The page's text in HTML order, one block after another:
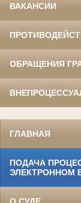
ВАКАНСИИ
ОБРАЩЕНИЯ
ГЛАВНАЯ
ПОДАЧА
ЭЛЕКТРОННОМ